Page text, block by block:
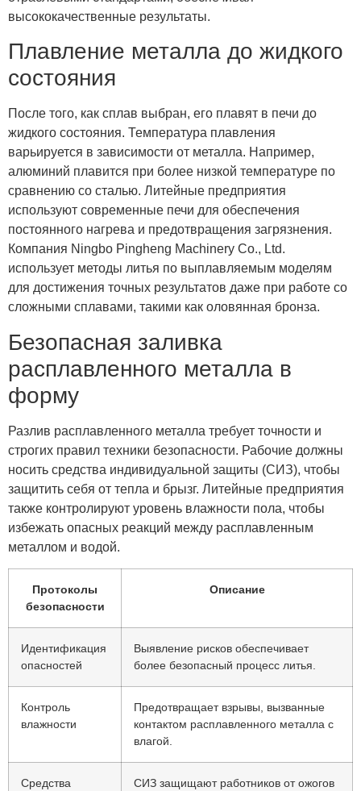
высококачественные результаты.
Плавление металла до жидкого
состояния
После того, как сплав выбран, его плавят в печи до
жидкого состояния. Температура плавления
варьируется в зависимости от металла. Например,
алюминий плавится при более низкой температуре по
сравнению со сталью. Литейные предприятия
используют современные печи для обеспечения
постоянного нагрева и предотвращения загрязнения.
Компания Ningbo Pingheng Machinery Co., Ltd.
использует методы литья по выплавляемым моделям
для достижения точных результатов даже при работе со
сложными сплавами, такими как оловянная бронза.
Безопасная заливка
расплавленного металла в
форму
Разлив расплавленного металла требует точности и
строгих правил техники безопасности. Рабочие должны
носить средства индивидуальной защиты (СИЗ), чтобы
защитить себя от тепла и брызг. Литейные предприятия
также контролируют уровень влажности пола, чтобы
избежать опасных реакций между расплавленным
металлом и водой.
Протоколы
безопасности
Описание
Идентификация
опасностей
Выявление рисков обеспечивает
более безопасный процесс литья.
Контроль
влажности
Предотвращает взрывы, вызванные
контактом расплавленного металла с
влагой.
Средства
СИЗ защищают работников от ожогов